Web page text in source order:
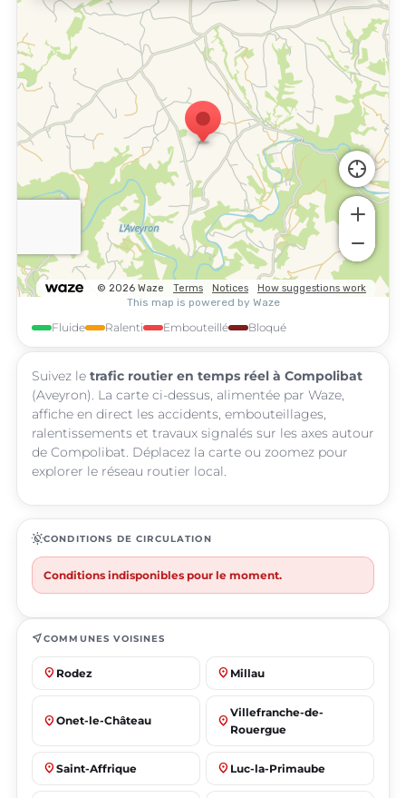
Fluide Ralenti Embouteillé Bloqué
Suivez le trafic routier en temps réel à Compolibat
(Aveyron). La carte ci-dessus, alimentée par Waze,
affiche en direct les accidents, embouteillages,
ralentissements et travaux signalés sur les axes autour
de Compolibat. Déplacez la carte ou zoomez pour
explorer le réseau routier local.
routineCONDITIONS DE CIRCULATION
Conditions indisponibles pour le moment.
near_meCOMMUNES VOISINES
place Rodez place Millau
place Onet-le-Château place
Villefranche-de-
Rouergue
place Saint-Affrique place Luc-la-Primaube